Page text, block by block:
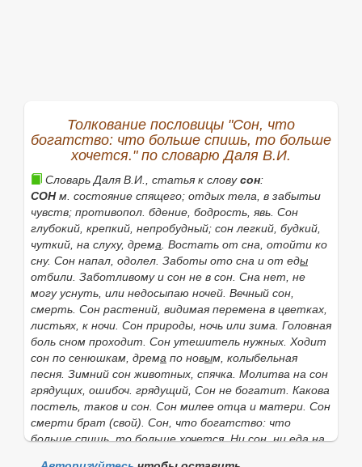
Толкование пословицы "Сон, что
богатство: что больше спишь, то больше
хочется." по словарю Даля В.И.
Словарь Даля В.И., статья к словусон:
СОНм. состояние спящего; отдых тела, в забытьи
чувств; противопол. бдение, бодрость, явь. Сон
глубокий, крепкий, непробудный; сон легкий, будкий,
чуткий, на слуху, дрема. Востать от сна, отойти ко
сну. Сон напал, одолел. Заботы ото сна и от еды
отбили. Заботливому и сон не в сон. Сна нет, не
могу уснуть, или недосыпаю ночей. Вечный сон,
смерть. Сон растений, видимая перемена в цветках,
листьях, к ночи. Сон природы, ночь или зима. Головная
боль сном проходит. Сон утешитель нужных. Ходит
сон по сенюшкам, дрема по новым, колыбельная
песня. Зимний сон животных, спячка. Молитва на сон
грядущих, ошибоч. грядущий, Сон не богатит. Какова
постель, таков и сон. Сон милее отца и матери. Сон
смерти брат (свой). Сон, что богатство: что
больше спишь, то больше хочется. Ни сон, ни еда на